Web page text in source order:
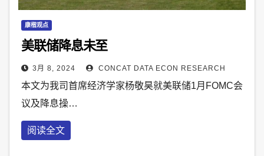
康楷观点
美联储降息未至
3月 8, 2024 CONCAT DATA ECON RESEARCH
本文为我司首席经济学家杨敬昊就美联储1月FOMC会
议及降息操…
阅读全文